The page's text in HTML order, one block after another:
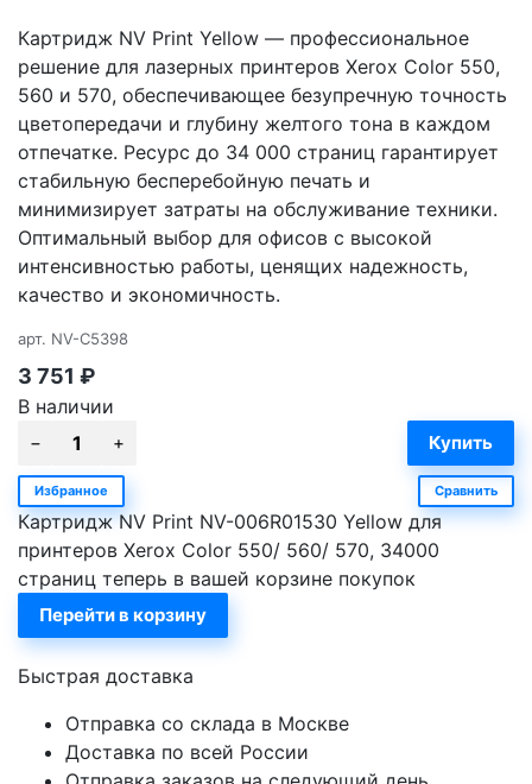
Картридж NV Print Yellow — профессиональное
решение для лазерных принтеров Xerox Color 550,
560 и 570, обеспечивающее безупречную точность
цветопередачи и глубину желтого тона в каждом
отпечатке. Ресурс до 34 000 страниц гарантирует
стабильную бесперебойную печать и
минимизирует затраты на обслуживание техники.
Оптимальный выбор для офисов с высокой
интенсивностью работы, ценящих надежность,
качество и экономичность.
арт. NV-C5398
3 751 ₽
В наличии
Избранное Сравнить
Картридж NV Print NV-006R01530 Yellow для
принтеров Xerox Color 550/ 560/ 570, 34000
страниц теперь в вашей корзине покупок
Перейти в корзину
Быстрая доставка
Отправка со склада в Москве
Доставка по всей России